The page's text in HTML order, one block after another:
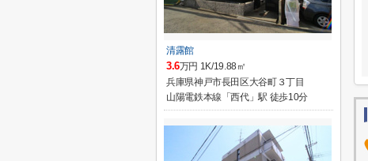
清露館
3.6万円 1K/19.88㎡
兵庫県神戸市長田区大谷町３丁目
山陽電鉄本線「西代」駅 徒歩10分